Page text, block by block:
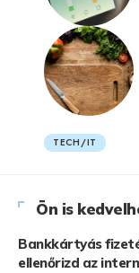
TECH/IT
Ön is
Bankkártyás
ellenőrizd az